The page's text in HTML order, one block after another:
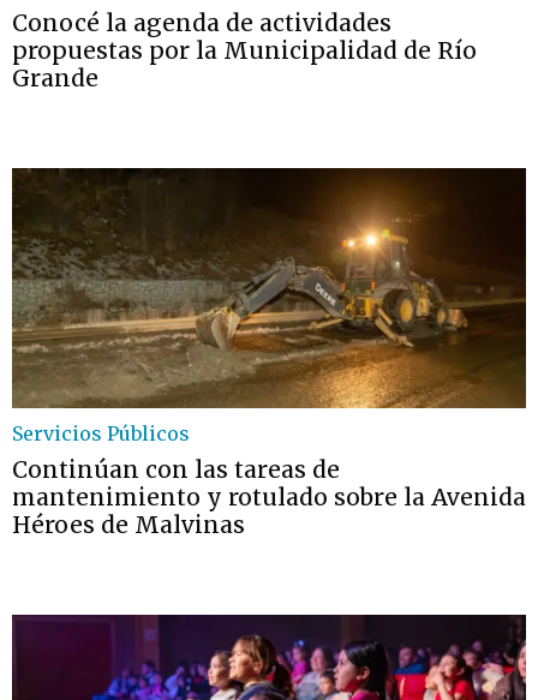
Conocé la agenda de actividades
propuestas por la Municipalidad de Río
Grande
Servicios Públicos
Continúan con las tareas de
mantenimiento y rotulado sobre la Avenida
Héroes de Malvinas